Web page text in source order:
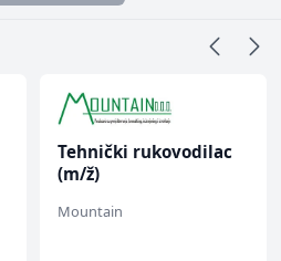
Tehnički rukovodilac
(m/ž)
Mountain